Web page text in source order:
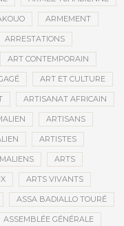
ARMEMENT
ARRESTATIONS
ART CONTEMPORAIN
ART ET CULTURE
ARTISANAT AFRICAIN
ARTISANS
ARTISTES
ARTS
ARTS VIVANTS
ASSA BADIALLO TOURÉ
ASSEMBLÉE GÉNÉRALE